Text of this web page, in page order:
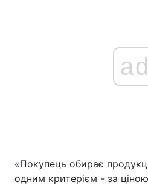
ad
«Покупець обирає
одним критерієм - за